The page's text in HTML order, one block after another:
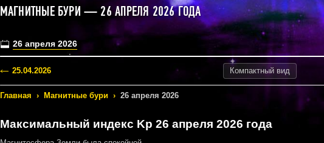
МАГНИТНЫЕ БУРИ — 26 АПРЕЛЯ 2026 ГОДА
26 апреля 2026
25.04.2026 Компактный вид
Главная › Магнитные бури › 26 апреля 2026
Максимальный индекс Kp 26 апреля 2026 года